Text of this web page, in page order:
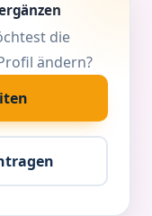
die
ändern?